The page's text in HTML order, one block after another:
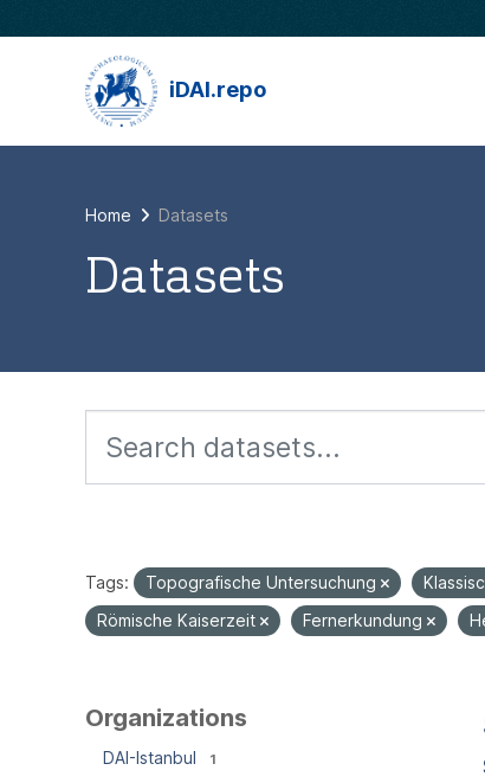
iDAI.repo
Home Datasets
Datasets
Tags: Topografische Untersuchung
Römische Kaiserzeit
Fernerkundung
Organizations
DAI-Istanbul 1